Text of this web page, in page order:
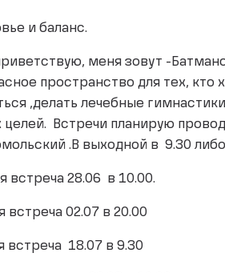
и баланс.
меня зовут -
пространство для тех, кто
,делать лечебные
Встречи планирую
.В выходной в 9.30
встреча 28.06 в 10.00.
встреча 02.07 в 20.00
встреча 18.07 в 9.30